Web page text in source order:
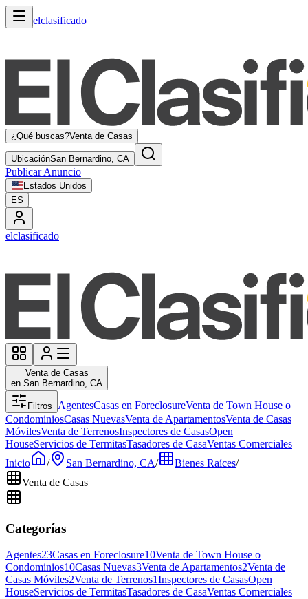
elclasificado
¿Qué buscas?Venta de Casas
UbicaciónSan Bernardino, CA
Publicar Anuncio
Estados Unidos
ES
elclasificado
Venta de Casas
en San Bernardino, CA
Filtros AgentesCasas en ForeclosureVenta de Town House o
CondominiosCasas NuevasVenta de ApartamentosVenta de Casas
MóvilesVenta de TerrenosInspectores de CasasOpen
HouseServicios de TermitasTasadores de CasaVentas Comerciales
Inicio
/ San Bernardino, CA/ Bienes Raíces/
Venta de Casas
Categorías
Agentes23Casas en Foreclosure10Venta de Town House o
Condominios10Casas Nuevas3Venta de Apartamentos2Venta de
Casas Móviles2Venta de Terrenos1Inspectores de CasasOpen
HouseServicios de TermitasTasadores de CasaVentas Comerciales